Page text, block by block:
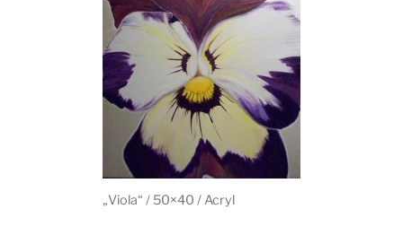
„Viola“ / 50×40 / Acryl